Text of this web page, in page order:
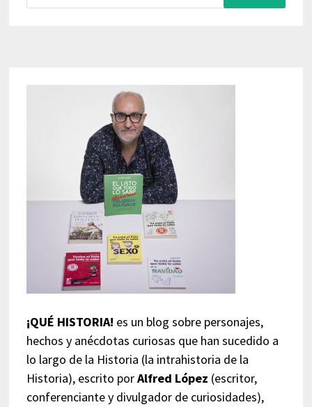
¡QUÉ HISTORIA! es un blog sobre personajes,
hechos y anécdotas curiosas que han sucedido a
lo largo de la Historia (la intrahistoria de la
Historia), escrito porAlfred López (escritor,
conferenciante y divulgador de curiosidades),